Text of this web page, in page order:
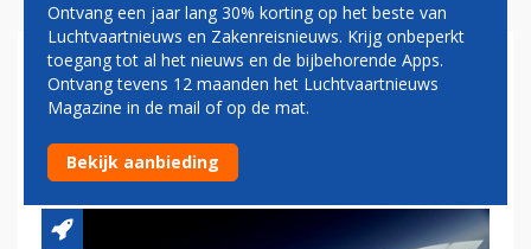
VIRGIN GALACTIC HERVAT
TESTS VOOR
RUIMTEVLUCHTEN
Ontvang een jaar lang 30% korting op het beste van
Luchtvaartnieuws en Zakenreisnieuws. Krijg onbeperkt
toegang tot al het nieuws en de bijbehorende Apps.
Ontvang tevens 12 maanden het Luchtvaartnieuws
Magazine in de mail of op de mat.
Bekijk aanbieding